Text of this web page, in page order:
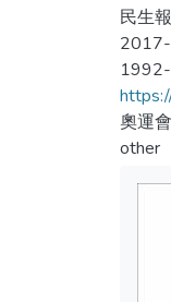
民生
奧運
other